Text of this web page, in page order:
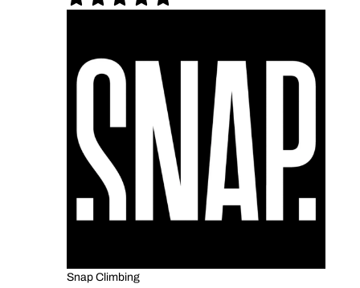
Snap Climbing